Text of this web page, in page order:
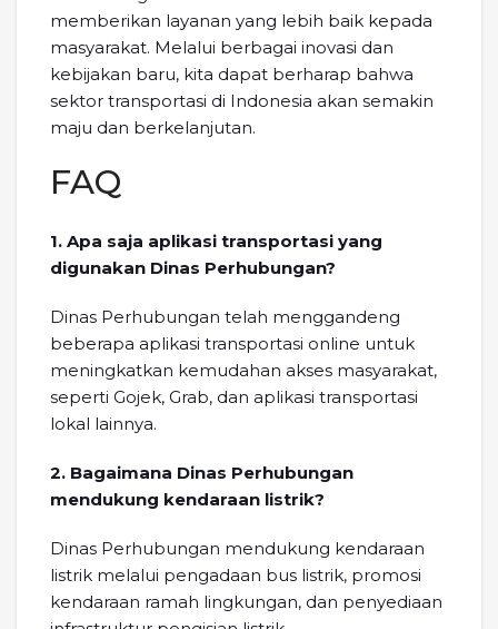
memberikan layanan yang lebih baik kepada
masyarakat. Melalui berbagai inovasi dan
kebijakan baru, kita dapat berharap bahwa
sektor transportasi di Indonesia akan semakin
maju dan berkelanjutan.
FAQ
1. Apa saja aplikasi transportasi yang
digunakan Dinas Perhubungan?
Dinas Perhubungan telah menggandeng
beberapa aplikasi transportasi online untuk
meningkatkan kemudahan akses masyarakat,
seperti Gojek, Grab, dan aplikasi transportasi
lokal lainnya.
2. Bagaimana Dinas Perhubungan
mendukung kendaraan listrik?
Dinas Perhubungan mendukung kendaraan
listrik melalui pengadaan bus listrik, promosi
kendaraan ramah lingkungan, dan penyediaan